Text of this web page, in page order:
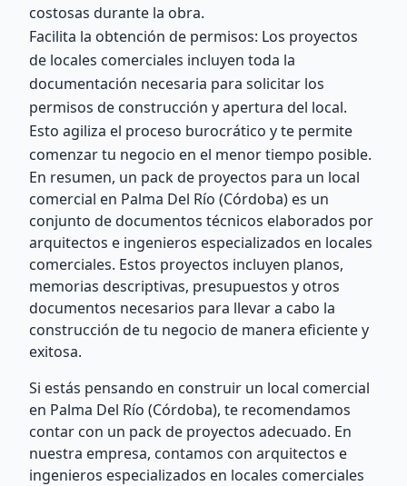
costosas durante la obra.
Facilita la obtención de permisos: Los proyectos
de locales comerciales incluyen toda la
documentación necesaria para solicitar los
permisos de construcción y apertura del local.
Esto agiliza el proceso burocrático y te permite
comenzar tu negocio en el menor tiempo posible.
En resumen, un pack de proyectos para un local
comercial en Palma Del Río (Córdoba) es un
conjunto de documentos técnicos elaborados por
arquitectos e ingenieros especializados en locales
comerciales. Estos proyectos incluyen planos,
memorias descriptivas, presupuestos y otros
documentos necesarios para llevar a cabo la
construcción de tu negocio de manera eficiente y
exitosa.
Si estás pensando en construir un local comercial
en Palma Del Río (Córdoba), te recomendamos
contar con un pack de proyectos adecuado. En
nuestra empresa, contamos con arquitectos e
ingenieros especializados en locales comerciales